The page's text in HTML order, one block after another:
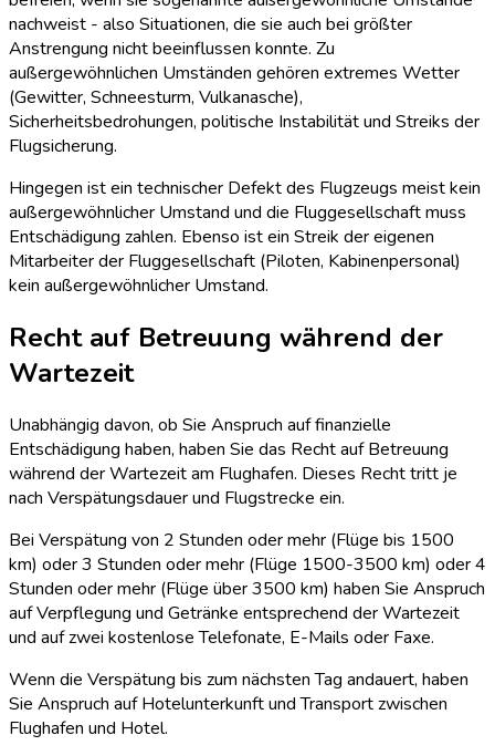
nachweist - also Situationen, die sie auch bei größter
Anstrengung nicht beeinflussen konnte. Zu
außergewöhnlichen Umständen gehören extremes Wetter
(Gewitter, Schneesturm, Vulkanasche),
Sicherheitsbedrohungen, politische Instabilität und Streiks der
Flugsicherung.
Hingegen ist ein technischer Defekt des Flugzeugs meist kein
außergewöhnlicher Umstand und die Fluggesellschaft muss
Entschädigung zahlen. Ebenso ist ein Streik der eigenen
Mitarbeiter der Fluggesellschaft (Piloten, Kabinenpersonal)
kein außergewöhnlicher Umstand.
Recht auf Betreuung während der
Wartezeit
Unabhängig davon, ob Sie Anspruch auf finanzielle
Entschädigung haben, haben Sie das Recht auf Betreuung
während der Wartezeit am Flughafen. Dieses Recht tritt je
nach Verspätungsdauer und Flugstrecke ein.
Bei Verspätung von 2 Stunden oder mehr (Flüge bis 1500
km) oder 3 Stunden oder mehr (Flüge 1500-3500 km) oder 4
Stunden oder mehr (Flüge über 3500 km) haben Sie Anspruch
auf Verpflegung und Getränke entsprechend der Wartezeit
und auf zwei kostenlose Telefonate, E-Mails oder Faxe.
Wenn die Verspätung bis zum nächsten Tag andauert, haben
Sie Anspruch auf Hotelunterkunft und Transport zwischen
Flughafen und Hotel.